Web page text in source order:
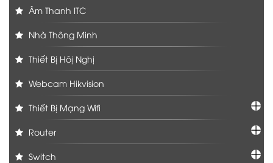
Âm Thanh ITC
Nhà Thông Minh
Thiết Bị Hôị Nghị
Webcam Hikvision
Thiết Bị Mạng Wifi
Router
Switch